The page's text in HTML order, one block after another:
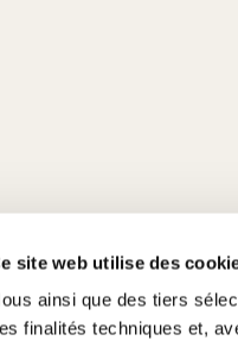
site web utilise des
ainsi que des tiers
finalités techniques et,